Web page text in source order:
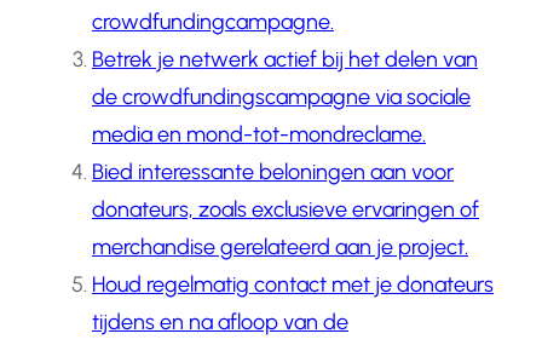
crowdfundingcampagne.
Betrek je netwerk actief bij het delen van
de crowdfundingscampagne via sociale
media en mond-tot-mondreclame.
Bied interessante beloningen aan voor
donateurs, zoals exclusieve ervaringen of
merchandise gerelateerd aan je project.
Houd regelmatig contact met je donateurs
tijdens en na afloop van de